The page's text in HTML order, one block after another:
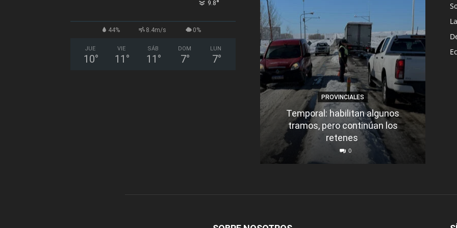
9.8°
44% 8.4m/s 0%
JUE
10°
VIE
11 °
SÁB
11 °
DOM
7°
LUN
7°
PROVINCIALES
Temporal: habilitan algunos
tramos, pero continúan los
retenes
0